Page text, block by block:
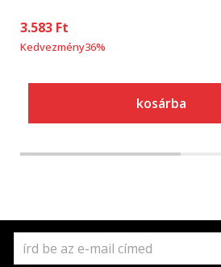
3.583 Ft
Kedvezmény36%
kosárba